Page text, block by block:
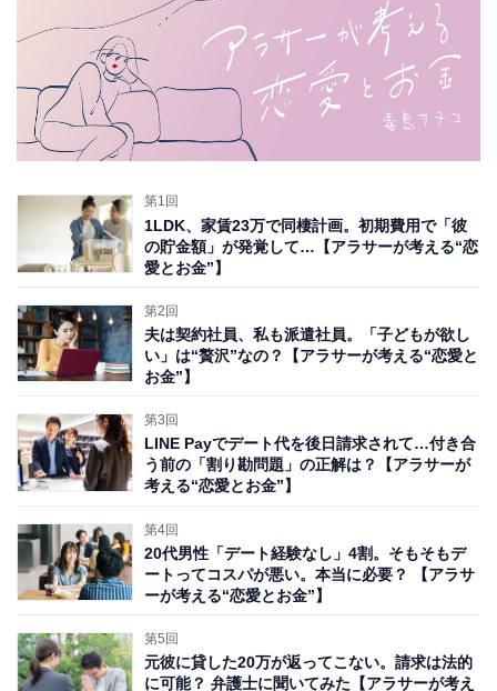
「おごられる気満々って勘違いされても嫌」
デート代は割り勘がいいのか、それとも、相手におごっ
てほしいと考えているのか。それぞれの価値観があるよ
うだ。
■おごってもらう派！
Aさん「職場恋愛で今の旦那と結婚しました。付き合う
員）
第1回
1LDK、家賃23万で同棲計画。初期費用で「彼
の貯金額」が発覚して…【アラサーが考える“恋
愛とお金”】
第2回
夫は契約社員、私も派遣社員。「子どもが欲し
い」は“贅沢”なの？【アラサーが考える“恋愛と
お金”】
第3回
LINE Payでデート代を後日請求されて…付き合
う前の「割り勘問題」の正解は？【アラサーが
考える“恋愛とお金”】
第4回
20代男性「デート経験なし」4割。そもそもデ
ートってコスパが悪い。本当に必要？ 【アラサ
ーが考える“恋愛とお金”】
第5回
元彼に貸した20万が返ってこない。請求は法的
に可能？ 弁護士に聞いてみた【アラサーが考え